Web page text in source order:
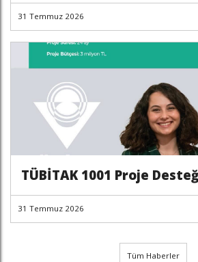
31 Temmuz 2026
TÜBİTAK 1001 Proje
31 Temmuz 2026
Tüm Haberler